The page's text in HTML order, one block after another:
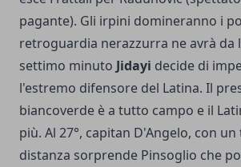
pagante). Gli irpini domineranno i
retroguardia nerazzurra ne avrà da
settimo minuto Jidayi decide di
l'estremo difensore del Latina. Il
biancoverde è a tutto campo e il
più. Al 27°, capitan D'Angelo, con
distanza sorprende Pinsoglio che